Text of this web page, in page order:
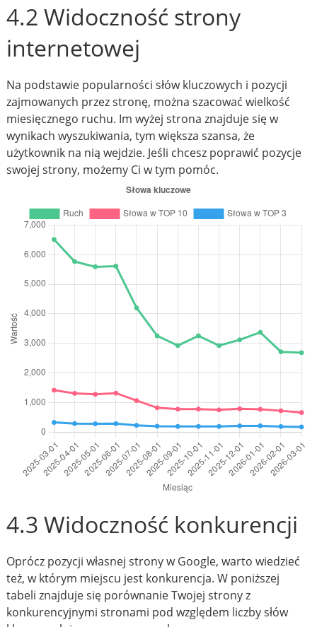
4.2 Widoczność strony
internetowej
Na podstawie popularności słów kluczowych i pozycji
zajmowanych przez stronę, można szacować wielkość
miesięcznego ruchu. Im wyżej strona znajduje się w
wynikach wyszukiwania, tym większa szansa, że
użytkownik na nią wejdzie. Jeśli chcesz poprawić pozycje
swojej strony, możemy Ci w tym pomóc.
4.3 Widoczność konkurencji
Oprócz pozycji własnej strony w Google, warto wiedzieć
też, w którym miejscu jest konkurencja. W poniższej
tabeli znajduje się porównanie Twojej strony z
konkurencyjnymi stronami pod względem liczby słów